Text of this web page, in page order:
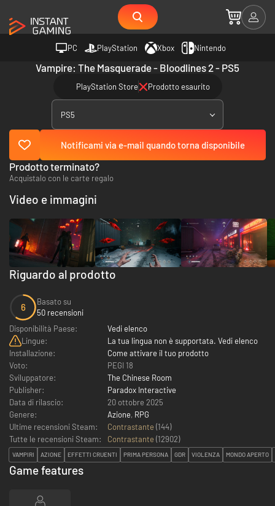
PC PlayStation Xbox Nintendo
Vampire: The Masquerade - Bloodlines 2 - PS5
PlayStation Store Prodotto esaurito
PS5
Notificami via e-mail quando torna disponibile
Prodotto terminato?
Acquistalo con le carte regalo
Riguardo al prodotto
6
Basato su
50 recensioni
Disponibilità Paese:
Vedi elenco
Lingue:
La tua lingua non è supportata. Vedi elenco
Installazione:
Come attivare il tuo prodotto
Voto:
PEGI 18
Sviluppatore:
The Chinese Room
Publisher:
Paradox Interactive
Data di rilascio:
20 ottobre 2025
Genere:
Azione, RPG
Ultime recensioni Steam:
Contrastante (144)
Tutte le recensioni Steam:
Contrastante (12902)
VAMPIRI AZIONE EFFETTI CRUENTI PRIMA PERSONA GDR VIOLENZA MONDO APERTO
Video e immagini
Game features